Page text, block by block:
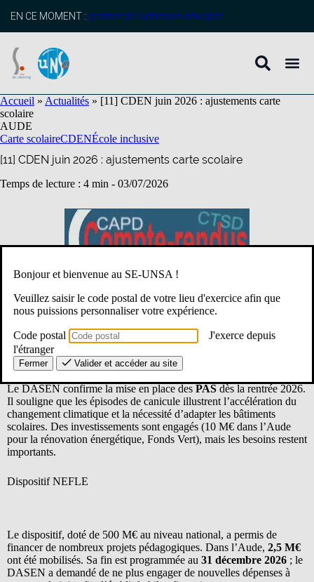
principal
EN CE MOMENT : profitez de l’adhésion anticipée
Accueil » Actualités » [11] CDEN juin 2026 : ajustements carte
scolaire
AUDE
Carte scolaireCDENÉcole inclusive
[11] CDEN juin 2026 : ajustements carte scolaire
Temps de lecture : 4 min - 03/07/2026
Lors de notre déclaration (en bas de page), l’Unsa Education a
évoquéles besoins de l’Ecole Publique audoise, la carte scolaire,
l’école inclusive, la canicule.
Le DASEN confirme la mise en place des PAS dès la rentrée 2026.
Il souligne que les épisodes de canicule illustrent l’accélération du
changement climatique et la nécessité d’adapter les bâtiments
scolaires. Des investissements sont engagés (10 M€ dans l’Aude
pour la rénovation énergétique, Fonds Vert), mais les besoins restent
importants.
Dispositif NEFLE
Le dispositif, doté de 500 M€ au niveau national, a permis de
financer de nombreux projets pédagogiques. Dans l’Aude, 2,5 M€
ont été mobilisés. Sa fin est programmée au 31 décembre 2026 ; le
DASEN a demandé de ne plus engager de nouvelles dépenses à
Bonjour et bienvenue au SE-UNSA !
Veuillez saisir le code postal de votre lieu d'exercice afin que
nous puissions personnaliser votre expérience.
Code postal
J'exerce depuis
l'étranger
Fermer Valider et accéder au site